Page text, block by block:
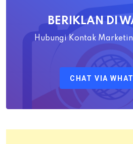
Pertanahan
Kota
BERIKLAN DI
Hubungi Kontak
CHAT VIA